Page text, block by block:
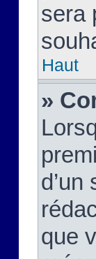
sera
Haut
»
que